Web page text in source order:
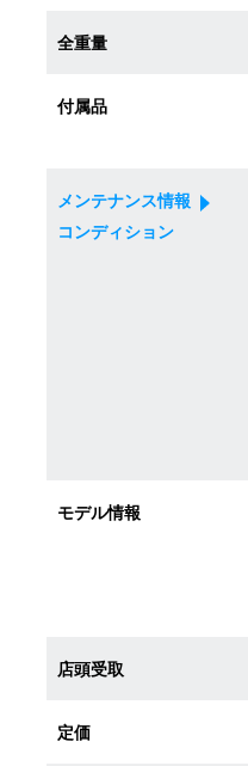
全重量
付属品
メンテナンス情報
コンディション
モデル情報
店頭受取
定価